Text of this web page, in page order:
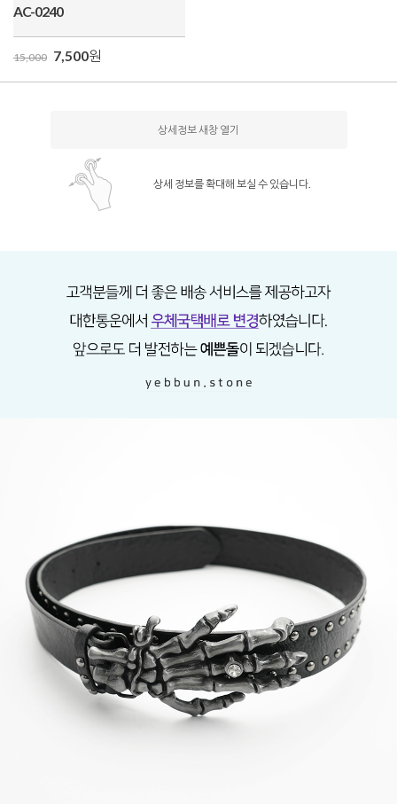
AC-0240
15,000 7,500원
상세정보 새창 열기
상세 정보를 확대해 보실 수 있습니다.